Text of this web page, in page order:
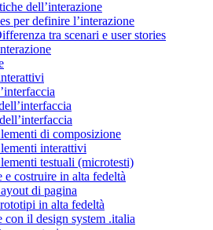
dell’interazione
per definire l’interazione
tra scenari e user stories
di composizione
interattivi
testuali (microtesti)
e costruire in alta fedeltà
di pagina
in alta fedeltà
con il design system .italia